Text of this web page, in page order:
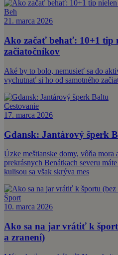
Beh
21. marca 2026
Ako začať behať: 10+1 tip
začiatočníkov
Aké by to bolo, nemusieť sa do
vychutnať si ho od samotného
Cestovanie
17. marca 2026
Gdansk: Jantárový šperk
Úzke meštianske domy, vôňa
prekrásnych Benátkach severu
kulisou sa však skrýva mes
Šport
10. marca 2026
Ako sa na jar vrátiť k
a zranení)